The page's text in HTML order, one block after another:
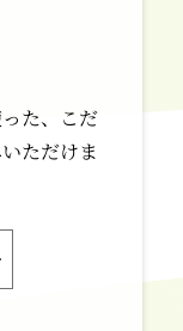
た、こだ
ただけま